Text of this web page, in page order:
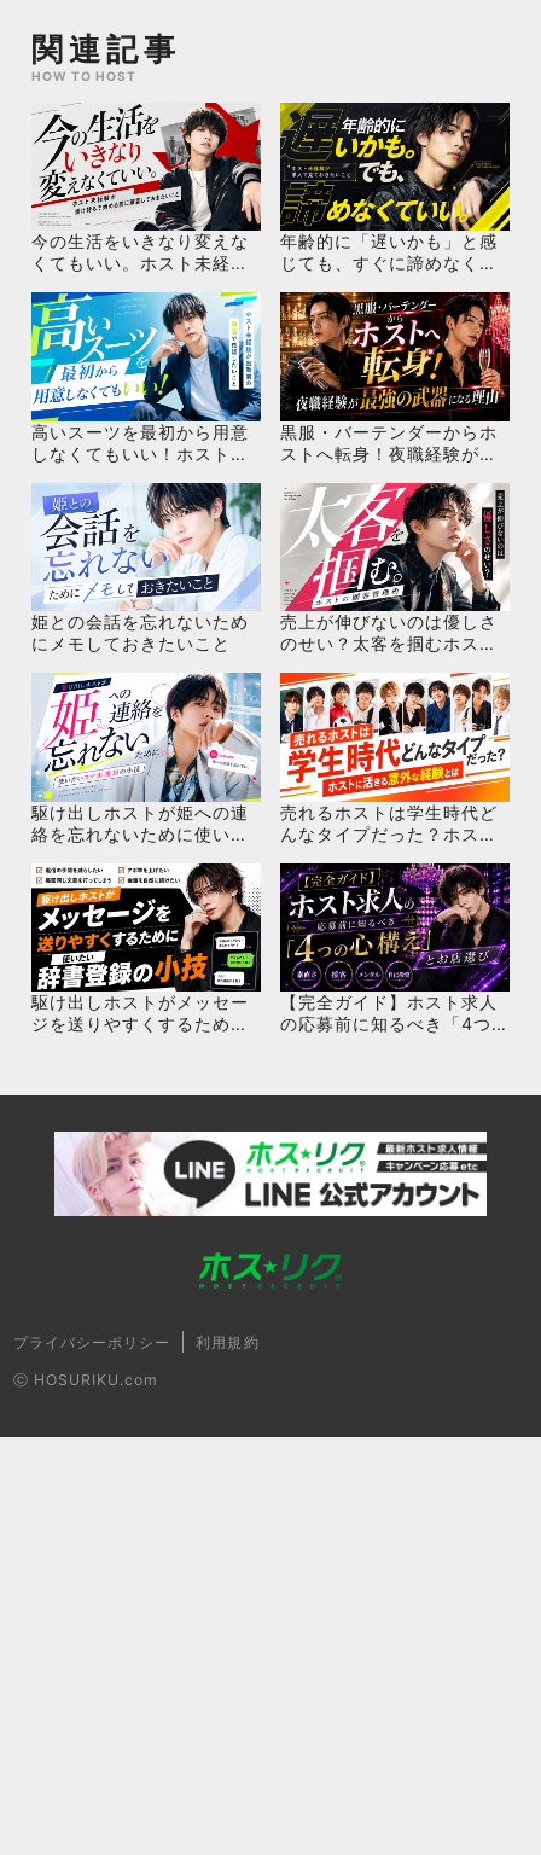
関連記事
HOW TO HOST
今の生活をいきなり変えな
くてもいい。ホスト未経験
認しておきたいこと
年齢的に「遅いかも」と感
じても、すぐに諦めなくて
で見ておきたいこと
高いスーツを最初から用意
しなくてもいい！ホスト未
したいこと
黒服・バーテンダーからホ
ストへ転身！夜職経験が最
姫との会話を忘れないため
にメモしておきたいこと
売上が伸びないのは優しさ
のせい？太客を掴むホスト
駆け出しホストが姫への連
絡を忘れないために使いた
売れるホストは学生時代ど
んなタイプだった？ホスト
駆け出しホストがメッセー
ジを送りやすくするために
【完全ガイド】ホスト求人
の応募前に知るべき「4つ
プライバシーポリシー 利用規約
ⓒ HOSURIKU.com